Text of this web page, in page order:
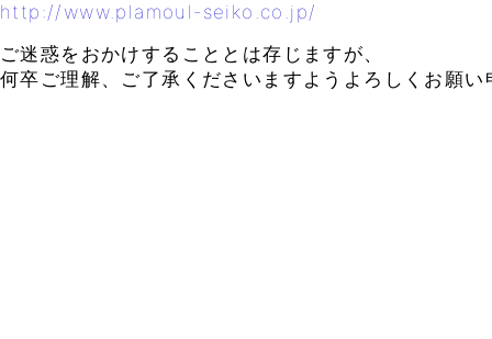
http://www.plamoul-seiko.co.jp/
ご迷惑をおかけすることとは存じますが、
何卒ご理解、ご了承くださいますようよろしくお願い